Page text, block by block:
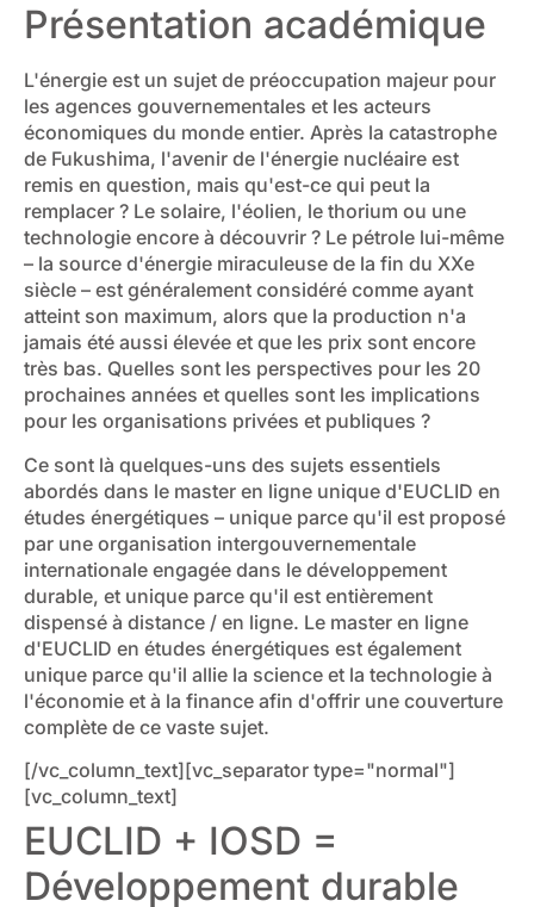
Présentation académique
L'énergie est un sujet de préoccupation majeur pour
les agences gouvernementales et les acteurs
économiques du monde entier. Après la catastrophe
de Fukushima, l'avenir de l'énergie nucléaire est
remis en question, mais qu'est-ce qui peut la
remplacer ? Le solaire, l'éolien, le thorium ou une
technologie encore à découvrir ? Le pétrole lui-même
– la source d'énergie miraculeuse de la fin du XXe
siècle – est généralement considéré comme ayant
atteint son maximum, alors que la production n'a
jamais été aussi élevée et que les prix sont encore
très bas. Quelles sont les perspectives pour les 20
prochaines années et quelles sont les implications
pour les organisations privées et publiques ?
Ce sont là quelques-uns des sujets essentiels
abordés dans le master en ligne unique d'EUCLID en
études énergétiques – unique parce qu'il est proposé
par une organisation intergouvernementale
internationale engagée dans le développement
durable, et unique parce qu'il est entièrement
dispensé à distance / en ligne. Le master en ligne
d'EUCLID en études énergétiques est également
unique parce qu'il allie la science et la technologie à
l'économie et à la finance afin d'offrir une couverture
complète de ce vaste sujet.
[/vc_column_text][vc_separator type="normal"]
[vc_column_text]
EUCLID + IOSD =
Développement durable